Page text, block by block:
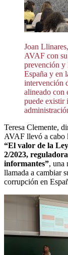
Joan
AVAF con
prevención y
España y en
intervención
alineado con
puede existir
Teresa Clemente,
AVAF llevó a cabo
“El valor de la
2/2023,
informantes”, una
llamada a cambiar
corrupción en